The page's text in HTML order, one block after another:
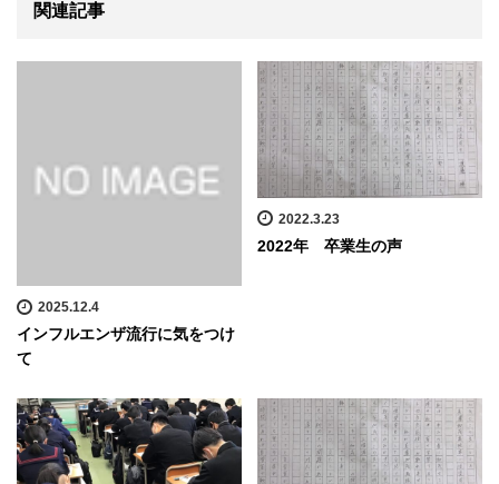
関連記事
2025.12.4
インフルエンザ流行に気をつけ
て
2022.3.23
2022年 卒業生の声